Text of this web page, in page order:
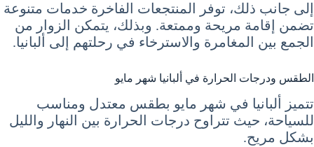
إلى جانب ذلك، توفر المنتجعات الفاخرة خدمات متنوعة
تضمن إقامة مريحة وممتعة. وبذلك، يتمكن الزوار من
الجمع بين المغامرة والاسترخاء في رحلتهم إلى ألبانيا.
الطقس ودرجات الحرارة في ألبانيا شهر مايو
تتميز ألبانيا في شهر مايو بطقس معتدل ومناسب
للسياحة، حيث تتراوح درجات الحرارة بين النهار والليل
بشكل مريح.